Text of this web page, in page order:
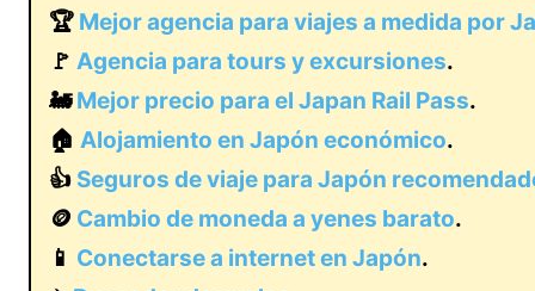
🏆 Mejor agencia para viajes a medida por
🚩 Agencia para tours y excursiones.
🚂Mejor precio para el Japan Rail Pass.
🏠 Alojamiento en Japón económico.
👍 Seguros de viaje para Japón
🪙 Cambio de moneda a yenes barato.
📱 Conectarse a internet en Japón.